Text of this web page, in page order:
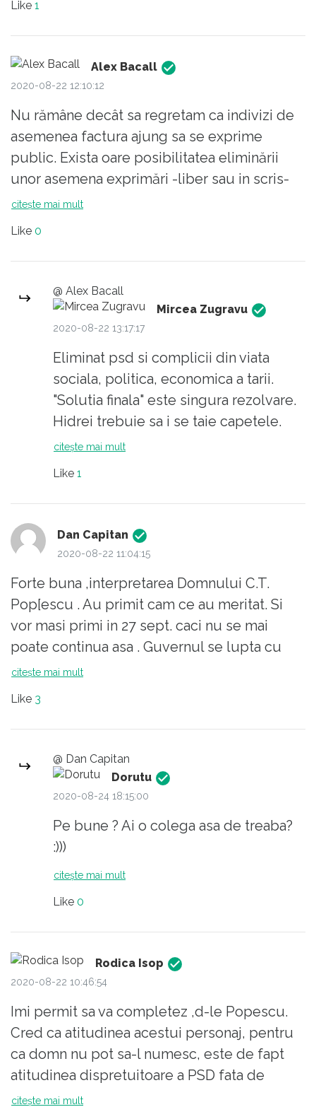
ca sa vorbim pe intelesul PSD-eilor.....). Astia
nu stiu sa faca nimic decat sa bage strambe,
sa promoveze legi fanteziste, sa injure......
Like 1
Alex Bacall
2020-08-22 12:10:12
Nu rămâne decât sa regretam ca indivizi de
asemenea factura ajung sa se exprime
public. Exista oare posibilitatea eliminării
unor asemena exprimări -liber sau in scris-
din viața noastră? Ne mai trimitem copiii la
citește mai mult
Like 0
@ Alex Bacall
Mircea Zugravu
2020-08-22 13:17:17
Eliminat psd si complicii din viata
sociala, politica, economica a tarii.
"Solutia finala" este singura rezolvare.
Hidrei trebuie sa i se taie capetele.
Psd nu mai are nimic si nimeni de
din "tinerii" hulpavi ce se sfasie intre ei
pentru a fi cat mai in fata. Eradicare
totala. Evident "democratic", prin vot,
citește mai mult
Like 1
Dan Capitan
2020-08-22 11:04:15
Forte buna ,interpretarea Domnului C.T.
Pop[escu . Au primit cam ce au meritat. Si
vor masi primi in 27 sept. caci nu se mai
poate continua asa . Guvernul se lupta cu
problemele crizei dar ei , doar asta fac,, baga
nimeni ,sa traiasca intr-un stres continuu..
citește mai mult
Like 3
@ Dan Capitan
Dorutu
2020-08-24 18:15:00
Pe bune ? Ai o colega asa de treaba?
:)))
citește mai mult
Like 0
Rodica Isop
2020-08-22 10:46:54
Imi permit sa va completez ,d-le Popescu.
Cred ca atitudinea acestui personaj, pentru
ca domn nu pot sa-l numesc, este de fapt
atitudinea dispretuitoare a PSD fata de
oameni, fata de alegatori , carora le acorda
citește mai mult